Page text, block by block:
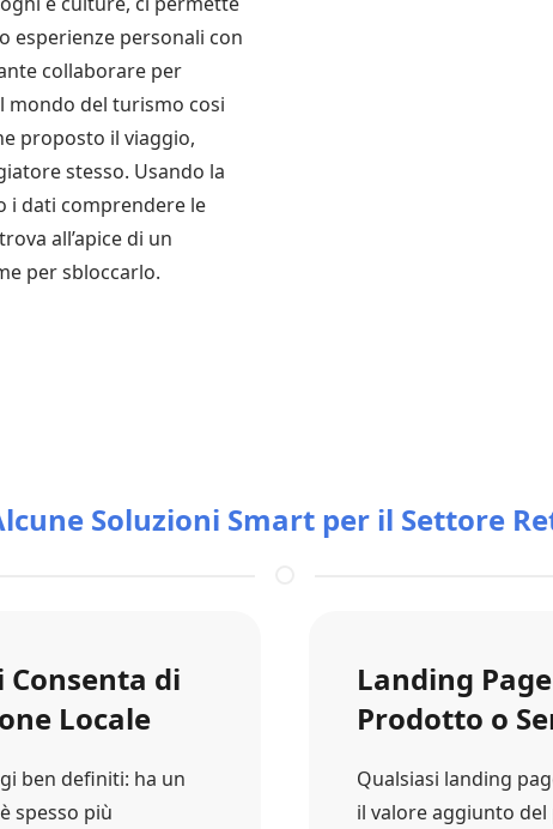
esperienze personali con
collaborare per
mondo del turismo cosi
proposto il viaggio,
stesso. Usando la
i dati comprendere le
all’apice di un
per sbloccarlo.
Soluzioni Smart per il Settore
di
Locale
ben definiti: ha un
spesso più
Landing
Prodotto o
Qualsiasi landing
il valore aggiunto